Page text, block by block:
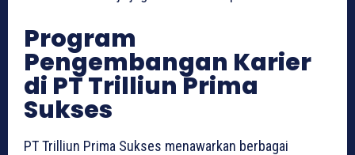
Program
Pengembangan Karier
di PT Trilliun Prima
Sukses
PT Trilliun Prima Sukses menawarkan berbagai